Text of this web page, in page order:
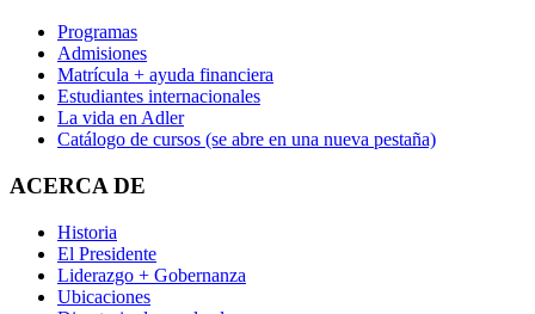
Programas
Admisiones
Matrícula + ayuda financiera
Estudiantes internacionales
La vida en Adler
Catálogo de cursos (se abre en una nueva pestaña)
ACERCA DE
Historia
El Presidente
Liderazgo + Gobernanza
Ubicaciones